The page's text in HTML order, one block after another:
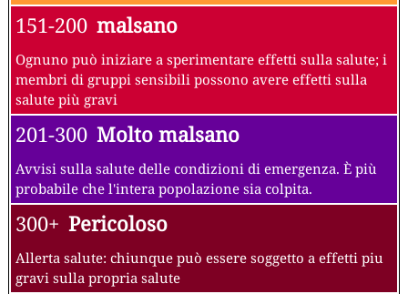
151-200 malsano
Ognuno può iniziare a sperimentare effetti sulla salute; i
membri di gruppi sensibili possono avere effetti sulla
salute più gravi
201-300 Molto malsano
Avvisi sulla salute delle condizioni di emergenza. È più
probabile che l'intera popolazione sia colpita.
300+ Pericoloso
Allerta salute: chiunque può essere soggetto a effetti piu
gravi sulla propria salute